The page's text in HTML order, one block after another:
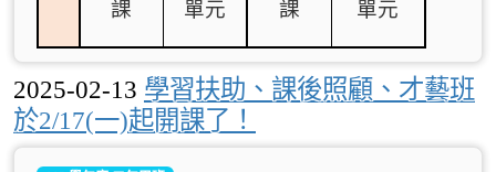
課 單元 課 單元
2025-02-13 學習扶助、課後照顧、才藝班
於2/17(一)起開課了！